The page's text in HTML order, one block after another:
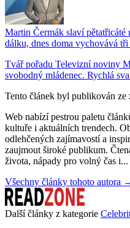
Martin Čermák slaví
dálku, dnes doma vychovává
Tvář pořadu Televizní noviny
svobodný mládenec. Rychlá
Tento článek byl publikován ze
Web nabízí pestrou paletu
kultuře i aktuálních trendech.
odlehčených zajímavostí a
zaujmout široké publikum.
života, nápady pro volný čas i...
Všechny články tohoto autora
Další články z kategorie